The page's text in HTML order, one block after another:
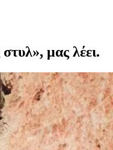
μας λέει.